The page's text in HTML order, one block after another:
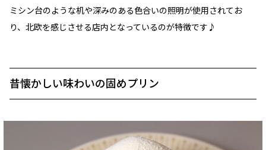
ミシン台のような机や深みのある色合いの照明が使用されてお
り、北欧を感じさせる店内となっているのが特徴です♪
昔懐かしい味わいの固めプリン